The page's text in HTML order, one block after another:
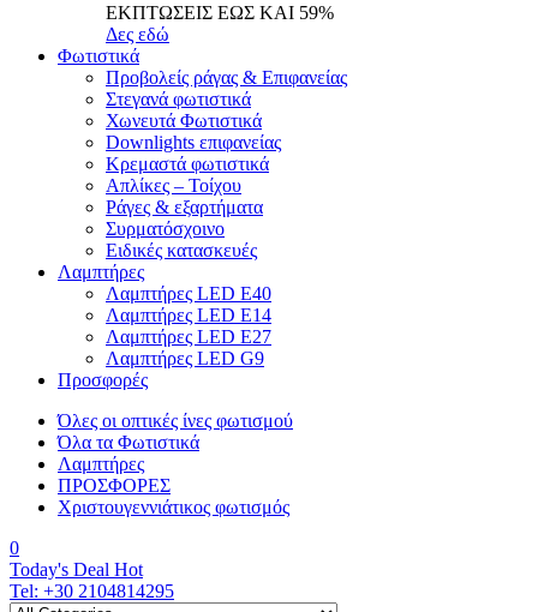
ΕΚΠΤΩΣΕΙΣ ΕΩΣ ΚΑΙ 59%
Δες εδώ
Φωτιστικά
Προβολείς ράγας & Επιφανείας
Στεγανά φωτιστικά
Χωνευτά Φωτιστικά
Downlights επιφανείας
Κρεμαστά φωτιστικά
Απλίκες – Τοίχου
Ράγες & εξαρτήματα
Συρματόσχοινο
Ειδικές κατασκευές
Λαμπτήρες
Λαμπτήρες LED E40
Λαμπτήρες LED E14
Λαμπτήρες LED E27
Λαμπτήρες LED G9
Προσφορές
Όλες οι οπτικές ίνες φωτισμού
Όλα τα Φωτιστικά
Λαμπτήρες
ΠΡΟΣΦΟΡΕΣ
Χριστουγεννιάτικος φωτισμός
0
Today's Deal Hot
Tel: +30 2104814295